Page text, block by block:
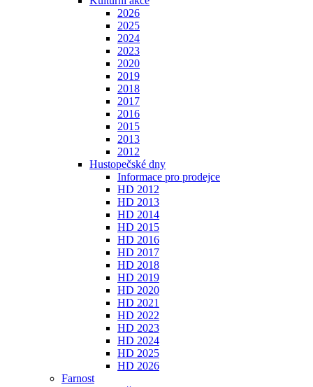
2026
2025
2024
2023
2020
2019
2018
2017
2016
2015
2013
2012
Hustopečské dny
Informace pro prodejce
HD 2012
HD 2013
HD 2014
HD 2015
HD 2016
HD 2017
HD 2018
HD 2019
HD 2020
HD 2021
HD 2022
HD 2023
HD 2024
HD 2025
HD 2026
Farnost